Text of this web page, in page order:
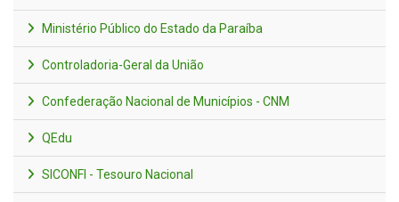
Ministério Público do Estado da Paraíba
Controladoria-Geral da União
Confederação Nacional de Municípios - CNM
QEdu
SICONFI - Tesouro Nacional